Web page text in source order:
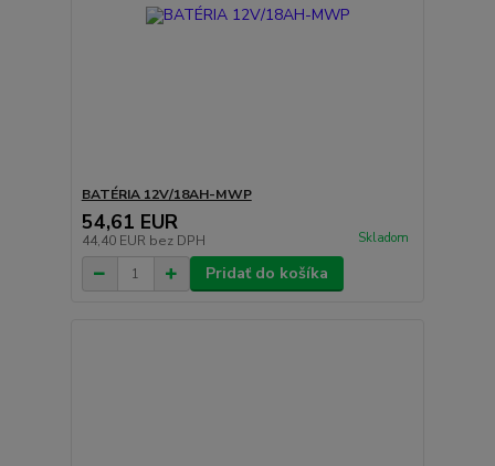
BATÉRIA 12V/18AH-MWP
54,61 EUR
44,40 EUR bez DPH Skladom
Pridať do košíka